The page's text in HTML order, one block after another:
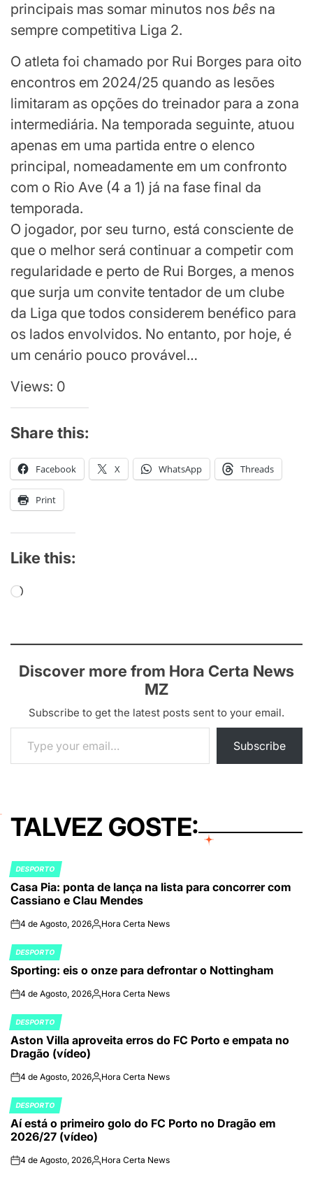
principais mas somar minutos nos bês na
sempre competitiva Liga 2.
O atleta foi chamado por Rui Borges para oito
encontros em 2024/25 quando as lesões
limitaram as opções do treinador para a zona
intermediária. Na temporada seguinte, atuou
apenas em uma partida entre o elenco
principal, nomeadamente em um confronto
com o Rio Ave (4 a 1) já na fase final da
temporada.
O jogador, por seu turno, está consciente de
que o melhor será continuar a competir com
regularidade e perto de Rui Borges, a menos
que surja um convite tentador de um clube
da Liga que todos considerem benéfico para
os lados envolvidos. No entanto, por hoje, é
um cenário pouco provável…
Views: 0
Share this:
Facebook X WhatsApp Threads
Print
Like this:
Loading…
Discover more from Hora Certa News
MZ
Subscribe to get the latest posts sent to your email.
Type your email…
Subscribe
TALVEZ GOSTE:
POSTED
IN
DESPORTO
Casa Pia: ponta de lança na lista para concorrer com
Cassiano e Clau Mendes
on4 de Agosto, 2026Publicado
Hora Certa News
POSTED
IN
DESPORTO
Sporting: eis o onze para defrontar o Nottingham
on4 de Agosto, 2026Publicado
Hora Certa News
POSTED
IN
DESPORTO
Aston Villa aproveita erros do FC Porto e empata no
Dragão (vídeo)
on4 de Agosto, 2026Publicado
Hora Certa News
POSTED
IN
DESPORTO
Aí está o primeiro golo do FC Porto no Dragão em
2026/27 (vídeo)
on4 de Agosto, 2026Publicado
Hora Certa News